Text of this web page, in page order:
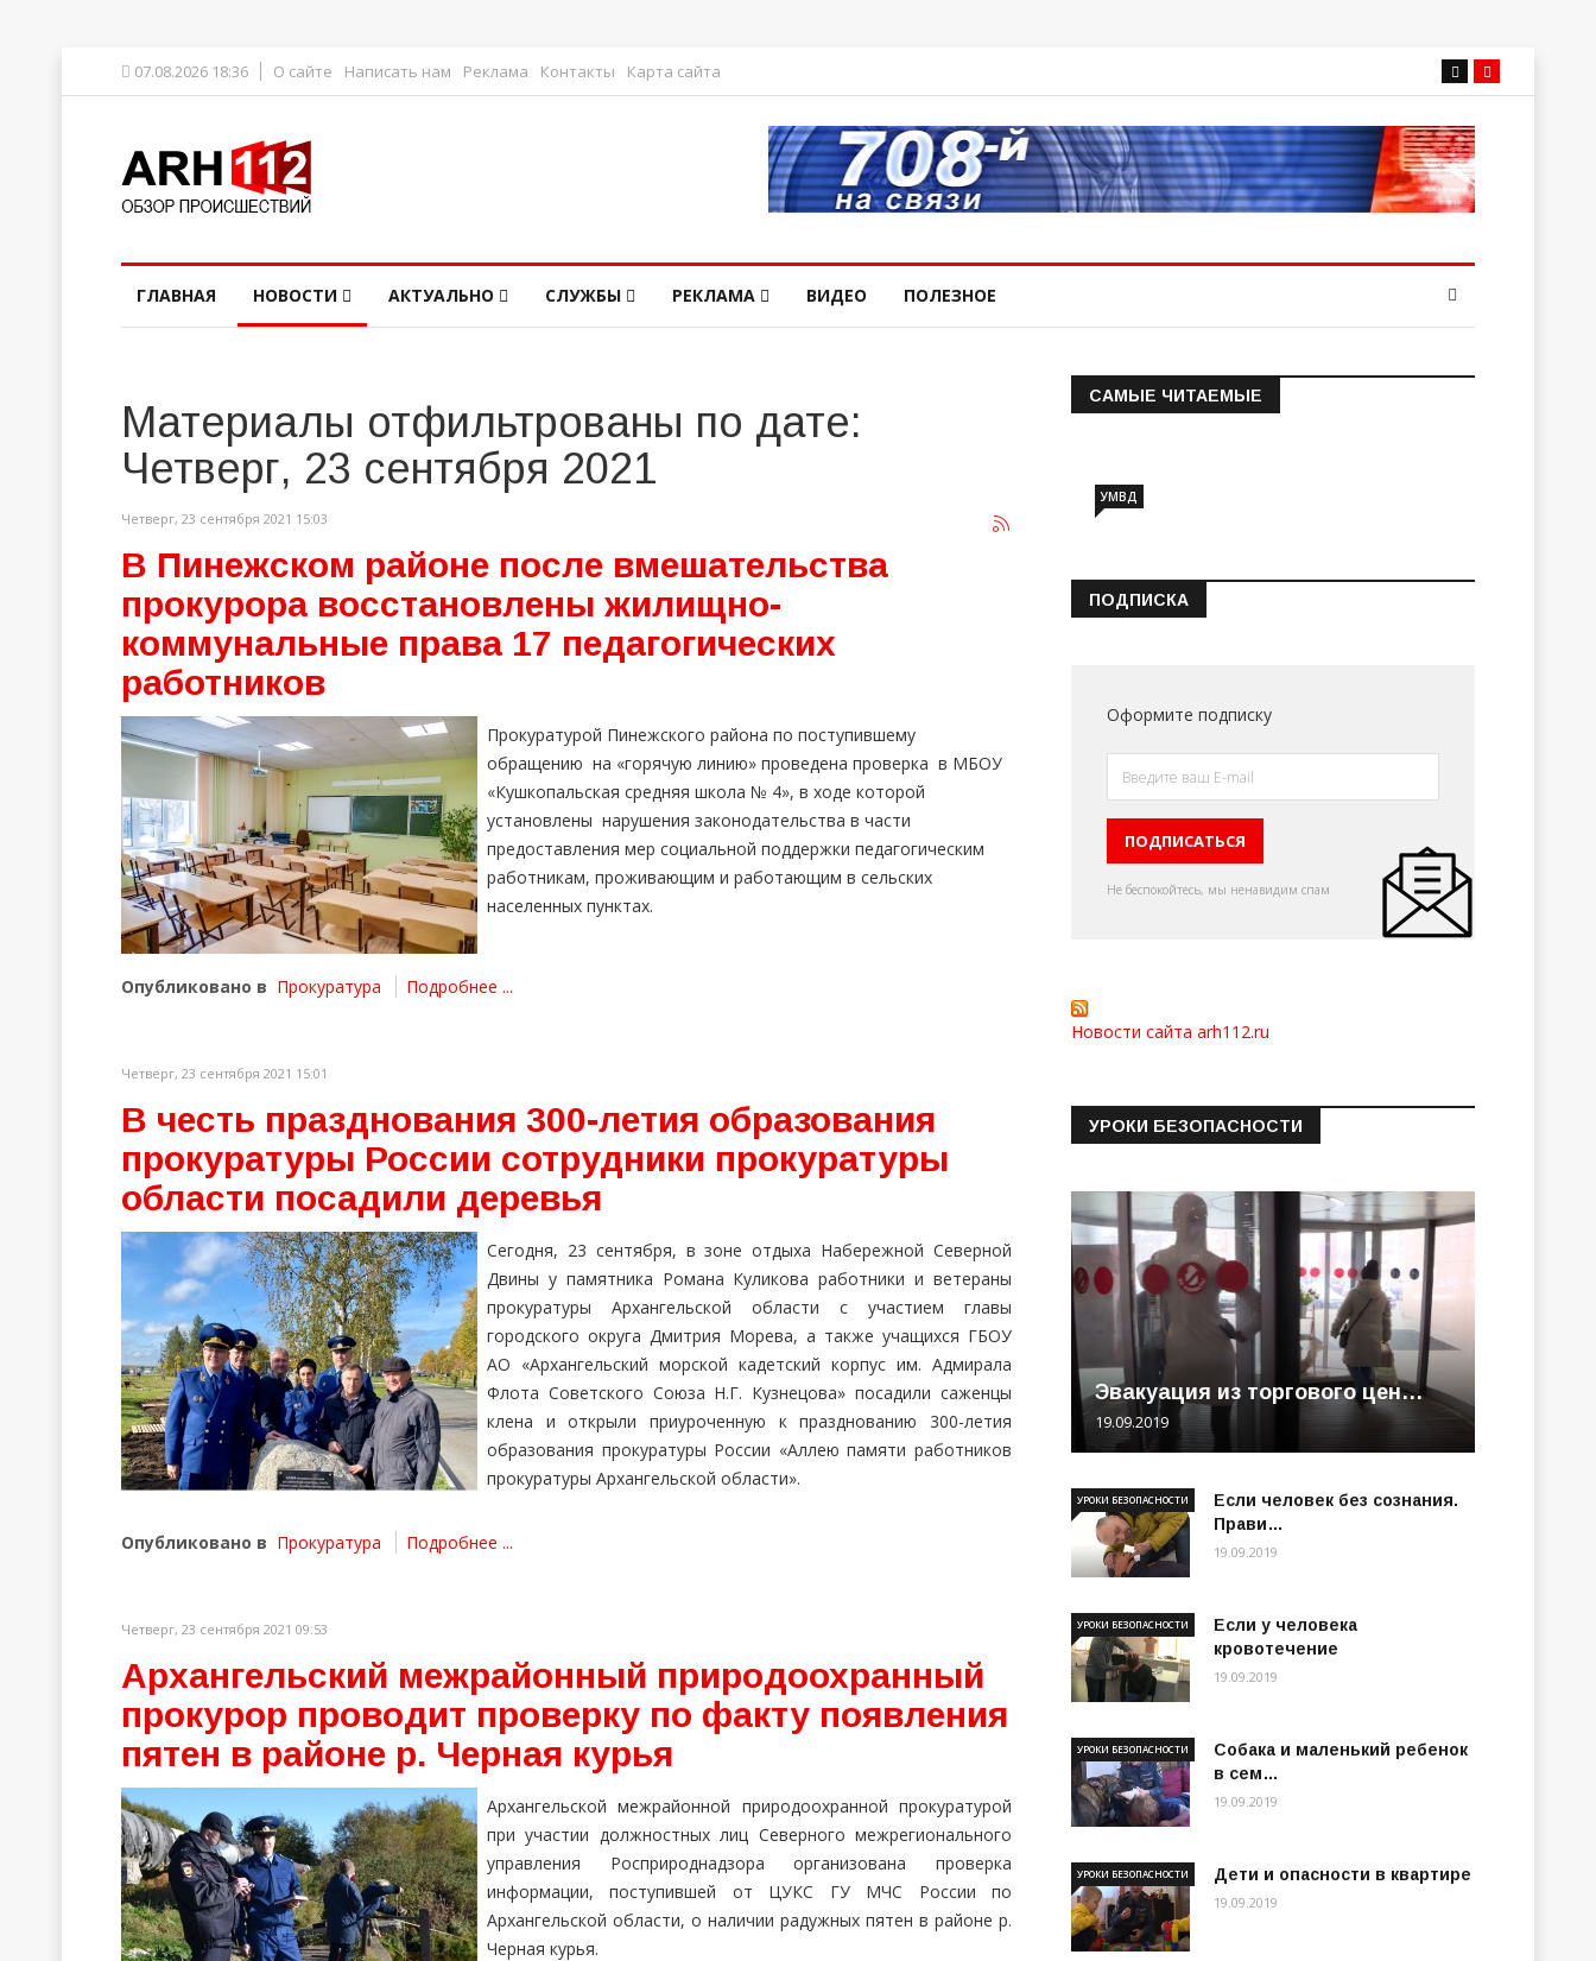
07.08.2026 18:36 О сайте Написать нам Реклама Контакты Карта сайта
ГЛАВНАЯ НОВОСТИ АКТУАЛЬНО СЛУЖБЫ РЕКЛАМА ВИДЕО ПОЛЕЗНОЕ
Материалы отфильтрованы по дате:
Четверг, 23 сентября 2021
Четверг, 23 сентября 2021 15:03
В Пинежском районе после вмешательства
прокурора восстановлены жилищно-
коммунальные права 17 педагогических
работников
Прокуратурой Пинежского района по поступившему
обращению на «горячую линию» проведена проверка в МБОУ
«Кушкопальская средняя школа № 4», в ходе которой
установлены нарушения законодательства в части
предоставления мер социальной поддержки педагогическим
работникам, проживающим и работающим в сельских
населенных пунктах.
Опубликовано в Прокуратура Подробнее ...
Четверг, 23 сентября 2021 15:01
В честь празднования 300-летия образования
прокуратуры России сотрудники прокуратуры
области посадили деревья
Сегодня, 23 сентября, в зоне отдыха Набережной Северной
Двины у памятника Романа Куликова работники и ветераны
прокуратуры Архангельской области с участием главы
городского округа Дмитрия Морева, а также учащихся ГБОУ
АО «Архангельский морской кадетский корпус им. Адмирала
Флота Советского Союза Н.Г. Кузнецова» посадили саженцы
клена и открыли приуроченную к празднованию 300-летия
образования прокуратуры России «Аллею памяти работников
прокуратуры Архангельской области».
Опубликовано в Прокуратура Подробнее ...
Четверг, 23 сентября 2021 09:53
Архангельский межрайонный природоохранный
прокурор проводит проверку по факту появления
пятен в районе р. Черная курья
Архангельской межрайонной природоохранной прокуратурой
при участии должностных лиц Северного межрегионального
управления Росприроднадзора организована проверка
информации, поступившей от ЦУКС ГУ МЧС России по
Архангельской области, о наличии радужных пятен в районе р.
Черная курья.
САМЫЕ ЧИТАЕМЫЕ
Информация о состоянии
УМВД
ПОДПИСКА
Оформите подписку
Не беспокойтесь, мы ненавидим спам
Новости сайта arh112.ru
УРОКИ БЕЗОПАСНОСТИ
Эвакуация из торгового цен…
19.09.2019
Если человек без сознания.
Прави…
УРОКИ БЕЗОПАСНОСТИ
19.09.2019
Если у человека
кровотечение
УРОКИ БЕЗОПАСНОСТИ
19.09.2019
Собака и маленький ребенок
в сем…
УРОКИ БЕЗОПАСНОСТИ
19.09.2019
Дети и опасности в квартире
УРОКИ БЕЗОПАСНОСТИ
19.09.2019